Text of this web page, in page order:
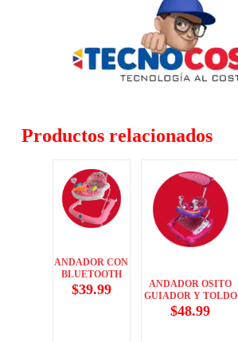
Productos relacionados
ANDADOR CON
BLUETOOTH
$39.99
ANDADOR OSITO
GUIADOR Y TOLDO
$48.99